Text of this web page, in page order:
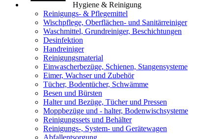
Hygiene & Reinigung
Reinigungs- & Pflegemittel
Wischpflege, Oberflächen- und Sanitärreiniger
Waschmittel, Grundreiniger, Beschichtungen
Desinfektion
Handreiniger
Reinigungsmaterial
Einwascherbezüge, Schienen, Stangensysteme
Eimer, Wachser und Zubehör
Tücher, Bodentücher, Schwämme
Besen und Bürsten
Halter und Bezüge, Tücher und Pressen
Moppbezüge und - halter, Bodenwischsysteme
Reinigungssets und Behälter
Reinigungs-, System- und Gerätewagen